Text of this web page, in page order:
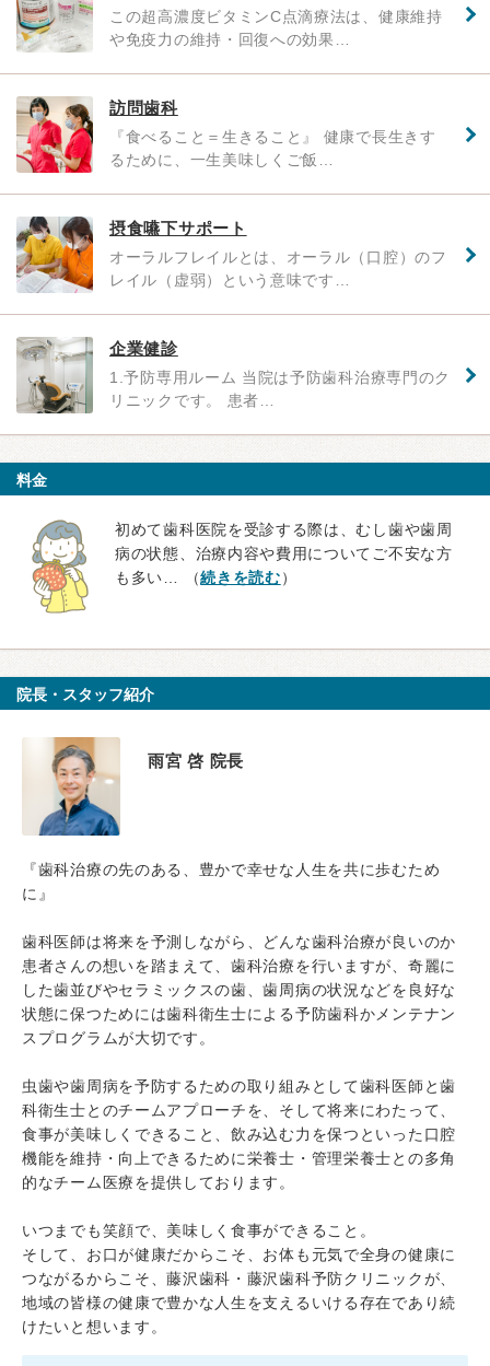
この超高濃度ビタミンC点滴療法は、健康維持
や免疫力の維持・回復への効果…
訪問歯科
『食べること＝生きること』 健康で長生きす
るために、一生美味しくご飯…
摂食嚥下サポート
オーラルフレイルとは、オーラル（口腔）のフ
レイル（虚弱）という意味です…
企業健診
1.予防専用ルーム 当院は予防歯科治療専門のク
リニックです。 患者…
料金
初めて歯科医院を受診する際は、むし歯や歯周
病の状態、治療内容や費用についてご不安な方
も多い… （続きを読む）
院長・スタッフ紹介
雨宮 啓 院長
『歯科治療の先のある、豊かで幸せな人生を共に歩むため
に』
歯科医師は将来を予測しながら、どんな歯科治療が良いのか
患者さんの想いを踏まえて、歯科治療を行いますが、奇麗に
した歯並びやセラミックスの歯、歯周病の状況などを良好な
状態に保つためには歯科衛生士による予防歯科かメンテナン
スプログラムが大切です。
虫歯や歯周病を予防するための取り組みとして歯科医師と歯
科衛生士とのチームアプローチを、そして将来にわたって、
食事が美味しくできること、飲み込む力を保つといった口腔
機能を維持・向上できるために栄養士・管理栄養士との多角
的なチーム医療を提供しております。
いつまでも笑顔で、美味しく食事ができること。
そして、お口が健康だからこそ、お体も元気で全身の健康に
つながるからこそ、藤沢歯科・藤沢歯科予防クリニックが、
地域の皆様の健康で豊かな人生を支えるいける存在であり続
けたいと想います。